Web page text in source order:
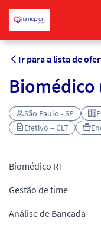
Ir para a lista de
Biomédico
São Paulo - SP
Efetivo – CLT
Biomédico RT
Gestão de time
Análise de Bancada